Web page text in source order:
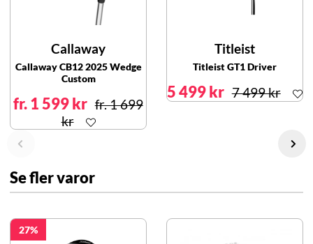
Callaway
Callaway CB12 2025 Wedge
Custom
fr. 1 599 kr fr. 1 699
kr
Titleist
Titleist GT1 Driver
5 499 kr 7 499 kr
Se fler varor
27